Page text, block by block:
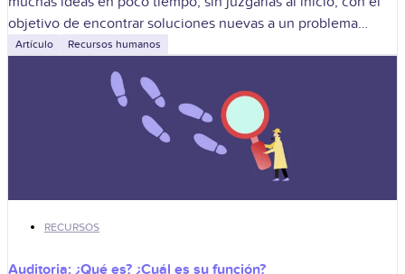
objetivo de encontrar soluciones nuevas a un problema
concreto. En las
Artículo Recursos humanos
RECURSOS
Auditoria: ¿Qué es? ¿Cuál es su función?